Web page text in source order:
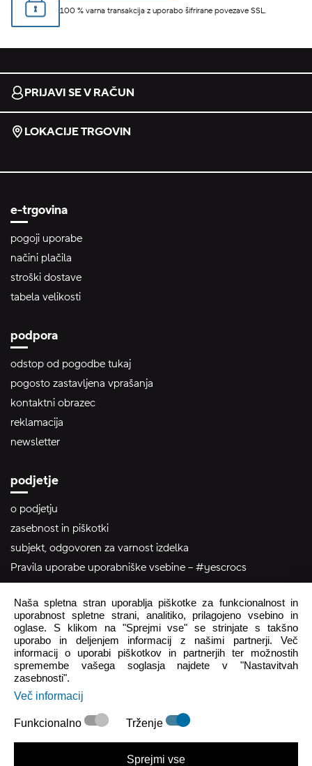
100 % varna transakcija z uporabo šifrirane povezave SSL.
PRIJAVI SE V RAČUN
LOKACIJE TRGOVIN
e-trgovina
pogoji uporabe
načini plačila
stroški dostave
tabela velikosti
podpora
odstop od pogodbe tukaj
pogosto zastavljena vprašanja
kontaktni obrazec
reklamacija
newsletter
podjetje
o podjetju
zasebnost in piškotki
subjekt, odgovoren za varnost izdelka
Pravila uporabe uporabniške vsebine – #yescrocs
pomoč uporabnikom
Pon - Pet 8:00 - 16:00
Sob - Ned Zaprto
crocs.trgovina@intersocks.com
+386 25 371 454
Pošlji
Naša spletna stran uporablja piškotke za funkcionalnost in
uporabnost spletne strani, analitiko, prilagojeno vsebino in
oglase. S klikom na "Sprejmi vse" se strinjate s takšno
uporabo in deljenjem informacij z našimi partnerji. Več
informacij o uporabi piškotkov in partnerjih ter možnostih
spremembe vašega soglasja najdete v "Nastavitvah
zasebnosti".
Več informacij
Funkcionalno Trženje
Sprejmi vse